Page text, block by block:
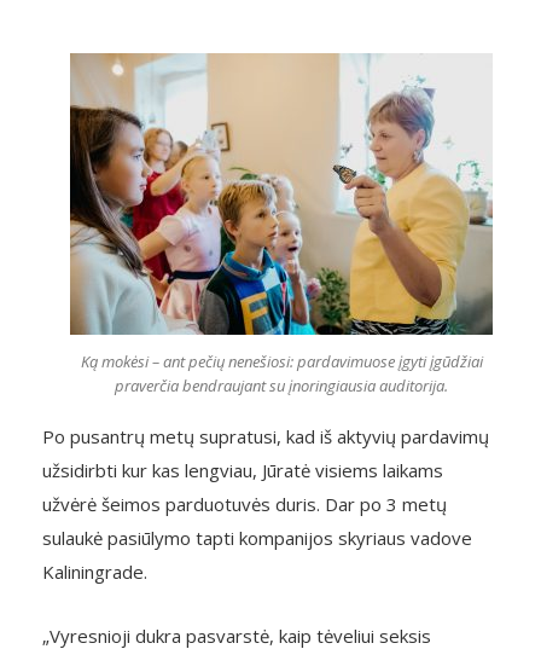
Ką mokėsi – ant pečių nenešiosi: pardavimuose įgyti įgūdžiai
praverčia bendraujant su įnoringiausia auditorija.
Po pusantrų metų supratusi, kad iš aktyvių pardavimų
užsidirbti kur kas lengviau, Jūratė visiems laikams
užvėrė šeimos parduotuvės duris. Dar po 3 metų
sulaukė pasiūlymo tapti kompanijos skyriaus vadove
Kaliningrade.
„Vyresnioji dukra pasvarstė, kaip tėveliui seksis